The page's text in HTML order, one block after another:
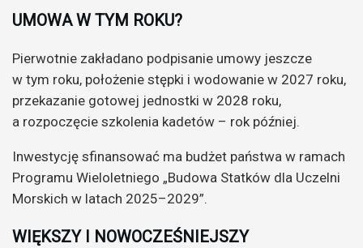
dźwiękowych
UMOWA W TYM ROKU?
Pierwotnie zakładano podpisanie umowy jeszcze
w tym roku, położenie stępki i wodowanie w 2027 roku,
przekazanie gotowej jednostki w 2028 roku,
a rozpoczęcie szkolenia kadetów – rok później.
Inwestycję sfinansować ma budżet państwa w ramach
Programu Wieloletniego „Budowa Statków dla Uczelni
Morskich w latach 2025–2029”.
WIĘKSZY I NOWOCZEŚNIEJSZY